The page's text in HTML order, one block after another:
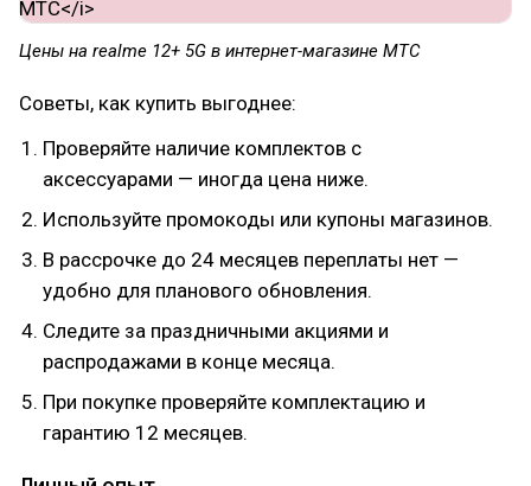
Цены на realme 12+ 5G в интернет-магазине МТС
Советы, как купить выгоднее:
Проверяйте наличие комплектов с
аксессуарами — иногда цена ниже.
Используйте промокоды или купоны магазинов.
В рассрочке до 24 месяцев переплаты нет —
удобно для планового обновления.
Следите за праздничными акциями и
распродажами в конце месяца.
При покупке проверяйте комплектацию и
гарантию 12 месяцев.